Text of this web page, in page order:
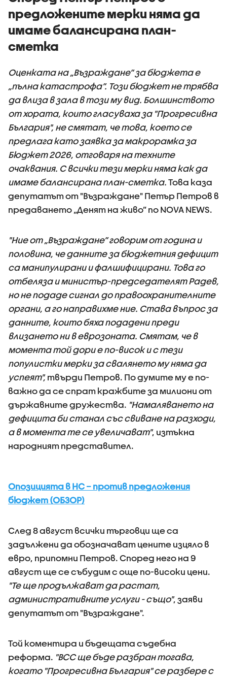
предложените мерки няма да
имаме балансирана план-
сметка
Оценката на „Възраждане” за бюджета е
„пълна катастрофа”. Този бюджет не трябва
да влиза в зала в този му вид. Болшинството
от хората, които гласуваха за "Прогресивна
България", не смятат, че това, което се
предлага като заявка за макрорамка за
Бюджет 2026, отговаря на техните
очаквания. С всички тези мерки няма как да
имаме балансирана план-сметка. Това каза
депутатът от "Възраждане" Петър Петров в
предаването „Денят на живо” по NOVA NEWS.
"Ние от „Възраждане” говорим от година и
половина, че данните за бюджетния дефицит
са манипулирани и фалшифицирани. Това го
отбеляза и министър-председателят Радев,
но не подаде сигнал до правоохранителните
органи, а го направихме ние. Става въпрос за
данните, които бяха подадени преди
влизането ни в еврозоната. Смятам, че в
момента той дори е по-висок и с тези
популистки мерки за свалянето му няма да
успеят", твърди Петров. По думите му е по-
важно да се спрат кражбите за милиони от
държавните дружества. "Намаляването на
дефицита би станал със свиване на разходи,
а в момента те се увеличават", изтъкна
народният представител.
Опозицията в НС – против предложения
бюджет (ОБЗОР)
След 8 август всички търговци ще са
задължени да обозначават цените изцяло в
евро, припомни Петров. Според него на 9
август ще се събудим с още по-високи цени.
"Те ще продължават да растат,
административните услуги - също", заяви
депутатът от "Възраждане".
Той коментира и бъдещата съдебна
реформа. "ВСС ще бъде разбран тогава,
когато "Прогресивна България" се разбере с